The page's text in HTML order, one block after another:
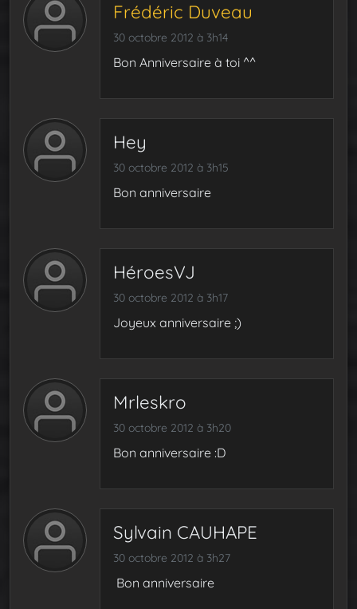
Frédéric Duveau
30 octobre 2012 à 3h14
Bon Anniversaire à toi ^^
Hey
30 octobre 2012 à 3h15
Bon anniversaire
HéroesVJ
30 octobre 2012 à 3h17
Joyeux anniversaire ;)
Mrleskro
30 octobre 2012 à 3h20
Bon anniversaire :D
Sylvain CAUHAPE
30 octobre 2012 à 3h27
Bon anniversaire